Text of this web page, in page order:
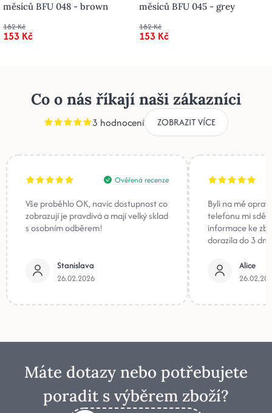
měsíců BFU 048 - brown
182 Kč
153 Kč
měsíců BFU 045 - grey
182 Kč
153 Kč
Co o nás říkají naši zákazníci
3 hodnocení ZOBRAZIT VÍCE
Ověřená recenze
Vše proběhlo OK, navíc dostupnost co
zobrazují je pravdivá a mají velký sklad
s osobním odběrem!
Stanislava
26.02.2026
Byli na mě
telefonu mi
informace ke
dorazila do 3
Alice
Máte dotazy nebo potřebujete
poradit s výběrem zboží?